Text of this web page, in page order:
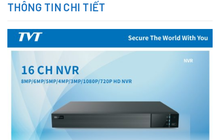
THÔNG TIN CHI TIẾT